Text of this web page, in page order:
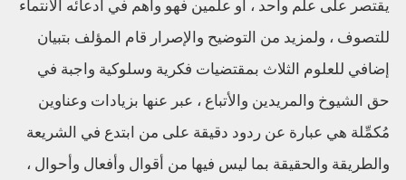
يقتصر على علم واحد ، أو علمين فهو واهم في ادعائه الانتماء
للتصوف ، ولمزيد من التوضيح والإصرار قام المؤلف بتبيان
إضافي للعلوم الثلاث بمقتضيات فكرية وسلوكية واجبة في
حق الشيوخ والمريدين والأتباع ، عبر عنها بزيادات وعناوين
مُكمِّلة هي عبارة عن ردود دقيقة على من ابتدع في الشريعة
والطريقة والحقيقة بما ليس فيها من أقوال وأفعال وأحوال ،